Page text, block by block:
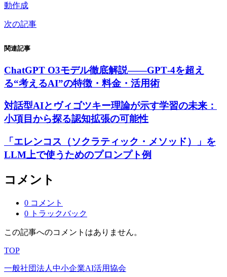
動作成
次の記事
関連記事
ChatGPT O3モデル徹底解説――GPT‑4を超え
る“考えるAI”の特徴・料金・活用術
対話型AIとヴィゴツキー理論が示す学習の未来：
小項目から探る認知拡張の可能性
「エレンコス（ソクラティック・メソッド）」を
LLM上で使うためのプロンプト例
コメント
0 コメント
0 トラックバック
この記事へのコメントはありません。
TOP
一般社団法人中小企業AI活用協会